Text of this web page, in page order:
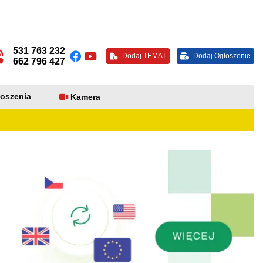
531 763 232
662 796 427
Dodaj TEMAT Dodaj Ogłoszenie
Kamera